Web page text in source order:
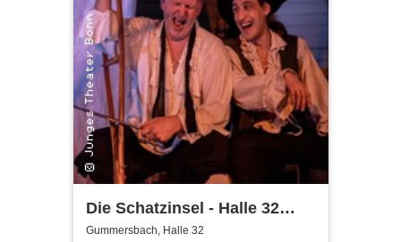
Die Schatzinsel - Halle 32
Gummersbach
Gummersbach, Halle 32